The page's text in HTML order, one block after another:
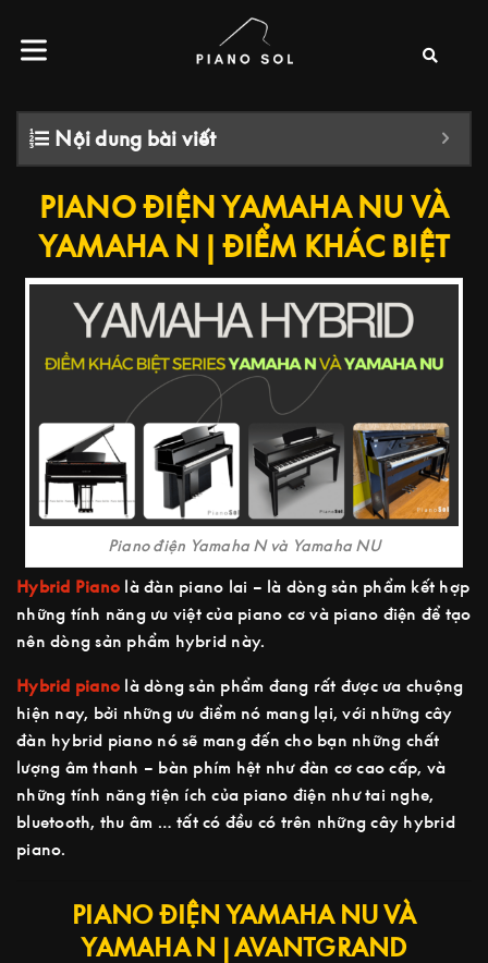
Nội dung bài viết
PIANO ĐIỆN YAMAHA NU VÀ
YAMAHA N | ĐIỂM KHÁC BIỆT
Piano điện Yamaha N và Yamaha NU
Hybrid Piano là đàn piano lai – là dòng sản phẩm kết hợp
những tính năng ưu việt của piano cơ và piano điện để tạo
nên dòng sản phẩm hybrid này.
Hybrid piano là dòng sản phẩm đang rất được ưa chuộng
hiện nay, bởi những ưu điểm nó mang lại, với những cây
đàn hybrid piano nó sẽ mang đến cho bạn những chất
lượng âm thanh – bàn phím hệt như đàn cơ cao cấp, và
những tính năng tiện ích của piano điện như tai nghe,
bluetooth, thu âm … tất có đều có trên những cây hybrid
piano.
PIANO ĐIỆN YAMAHA NU VÀ
YAMAHA N | AVANTGRAND